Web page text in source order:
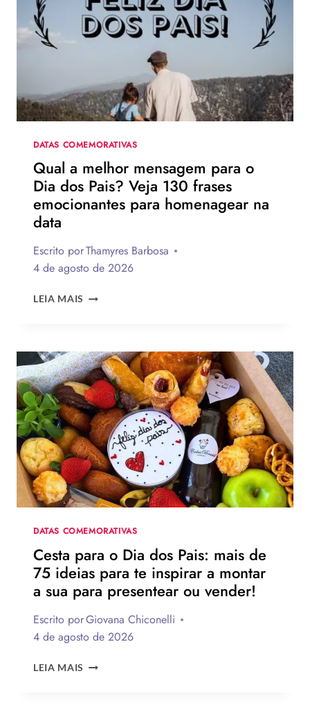
DE
DIVULGAÇÃO
DE
UM
NOVO
DIA
DATAS COMEMORATIVAS
Qual a melhor mensagem para o
Dia dos Pais? Veja 130 frases
emocionantes para homenagear na
data
Escrito porThamyres Barbosa
4 de agosto de 2026
LEIA MAIS QUAL
PARA
O
DIA
DOS
PAIS?
VEJA
130
FRASES
EMOCIONANTES
PARA
HOMENAGEAR
DATA
DATAS COMEMORATIVAS
Cesta para o Dia dos Pais: mais de
75 ideias para te inspirar a montar
a sua para presentear ou vender!
Escrito porGiovana Chiconelli
4 de agosto de 2026
LEIA MAIS CESTA